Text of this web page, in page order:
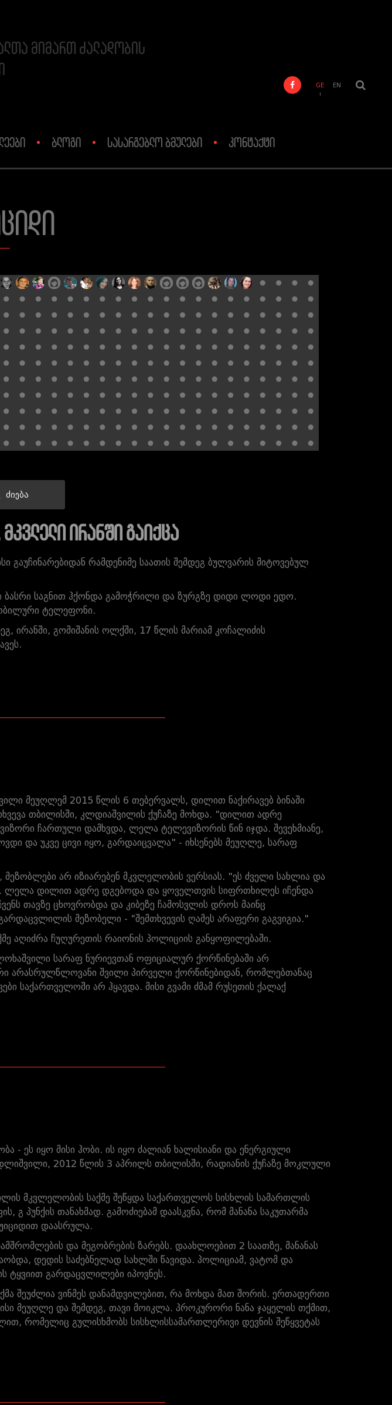
მიმართ ძალადობის
GE EN
ბლოგი სასარგებლო ბმულები კონტაქტი
ძიება
ირანში გაიქცა
რამდენიმე საათის შემდეგ ბულვარის მიტოვებულ
ბასრი საგნით ჰქონდა გამოჭრილი და ზურგზე დიდი ლოდი ედო.
ტელეფონი.
ირანში, გომიშანის ოლქში, 17 წლის მარიამ კოჩალიძის
მეუღლემ 2015 წლის 6 თებერვალს, დილით ნაქირავებ ბინაში
თბილისში, კლდიაშვილის ქუჩაზე მოხდა. "დილით ადრე
ჩართული დამხვდა, ლელა ტელევიზორის წინ იჯდა. შევეხმიანე,
და უკვე ცივი იყო, გარდაიცვალა" - იხსენებს მეუღლე, სარაფ
მეზობლები არ იზიარებენ მკვლელობის ვერსიას. "ეს ძველი სახლია და
ლელა დილით ადრე დგებოდა და ყოველთვის სიფრთხილეს იჩენდა
თავზე ცხოვრობდა და კიბეზე ჩამოსვლის დროს მაინც
მეზობელი - "შემთხვევის ღამეს არაფერი გაგვიგია."
აღიძრა ჩუღურეთის რაიონის პოლიციის განყოფილებაში.
სარაფ ნურიევთან ოფიციალურ ქორწინებაში არ
არასრულწლოვანი შვილი პირველი ქორწინებიდან, რომლებთანაც
საქართველოში არ ჰყავდა. მისი გვამი ძმამ რუსეთის ქალაქ
- ეს იყო მისი ჰობი. ის იყო ძალიან ხალისიანი და ენერგიული
2012 წლის 3 აპრილს თბილისში, რადიანის ქუჩაზე მოკლული
მკვლელობის საქმე შეწყდა საქართველოს სისხლის სამართლის
გ პუნქის თანახმად. გამოძიებამ დაასკვნა, რომ მანანა საკუთარმა
დაასრულა.
და მეგობრების ზარებს. დაახლოებით 2 საათზე, მანანას
დედის საძებნელად სახლში წავიდა. პოლიციამ, ვატომ და
ტყვიით გარდაცვლილები იპოვნეს.
შეუძლია ვინმეს დანამდვილებით, რა მოხდა მათ შორის. ერთადერთი
მეუღლე და შემდეგ, თავი მოიკლა. პროკურორი ნანა ჯაყელის თქმით,
რომელიც გულისხმობს სისხლისსამართლერივი დევნის შეწყვეტას